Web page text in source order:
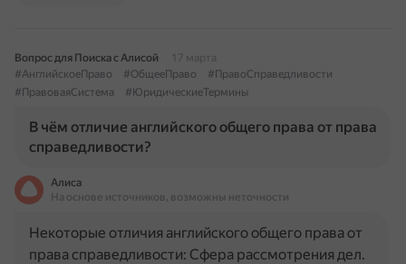
Вопрос для Поиска с Алисой
17 марта
#АнглийскоеПраво
#ОбщееПраво
#ПравоСправедливости
#ПравоваяСистема
#ЮридическиеТермины
В чём отличие английского общего права от права
справедливости?
Алиса
На основе источников, возможны неточности
Некоторые отличия английского общего права от
права справедливости: Сфера рассмотрения дел.